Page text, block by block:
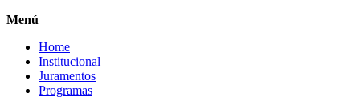
Menú
Home
Institucional
Juramentos
Programas